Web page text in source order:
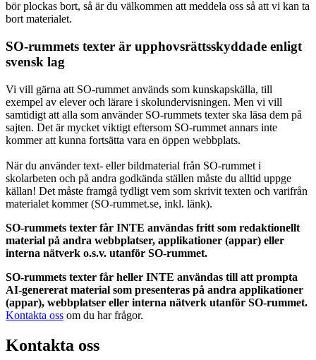
bör plockas bort, så är du välkommen att meddela oss så att vi kan ta
bort materialet.
SO-rummets texter är upphovsrättsskyddade enligt
svensk lag
Vi vill gärna att SO-rummet används som kunskapskälla, till
exempel av elever och lärare i skolundervisningen. Men vi vill
samtidigt att alla som använder SO-rummets texter ska läsa dem på
sajten. Det är mycket viktigt eftersom SO-rummet annars inte
kommer att kunna fortsätta vara en öppen webbplats.
När du använder text- eller bildmaterial från SO-rummet i
skolarbeten och på andra godkända ställen måste du alltid uppge
källan! Det måste framgå tydligt vem som skrivit texten och varifrån
materialet kommer (SO-rummet.se, inkl. länk).
SO-rummets texter får INTE användas fritt som redaktionellt
material på andra webbplatser, applikationer (appar) eller
interna nätverk o.s.v. utanför SO-rummet.
SO-rummets texter får heller INTE användas till att prompta
AI-genererat material som presenteras på andra applikationer
(appar), webbplatser eller interna nätverk utanför SO-rummet.
Kontakta oss om du har frågor.
Kontakta oss